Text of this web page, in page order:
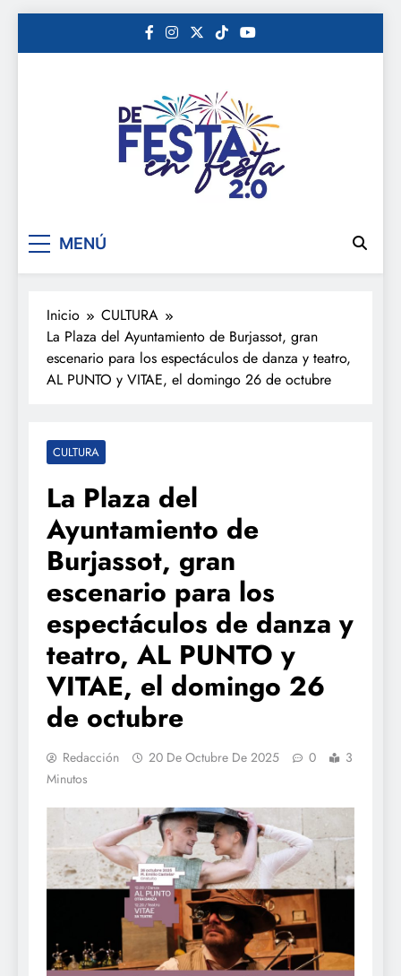
De festa en festa 2.0
MENÚ
Inicio
CULTURA
La Plaza del Ayuntamiento de Burjassot, gran
escenario para los espectáculos de danza y teatro,
AL PUNTO y VITAE, el domingo 26 de octubre
CULTURA
La Plaza del
Ayuntamiento de
Burjassot, gran
escenario para los
espectáculos de danza y
teatro, AL PUNTO y
VITAE, el domingo 26
de octubre
Redacción 20 De Octubre De 2025 0
3
Minutos